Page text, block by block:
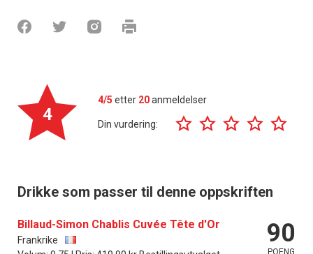
4
4/5 etter 20anmeldelser
Din vurdering:
Drikke som passer til denne oppskriften
Billaud-Simon Chablis Cuvée Tête d'Or
Frankrike
90
POENG